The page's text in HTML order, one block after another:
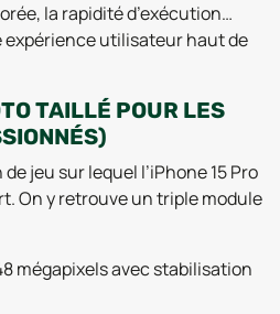
la rapidité d’exécution…
expérience utilisateur haut de
TAILLÉ POUR LES
jeu sur lequel l’iPhone 15 Pro
On y retrouve un triple module
mégapixels avec stabilisation